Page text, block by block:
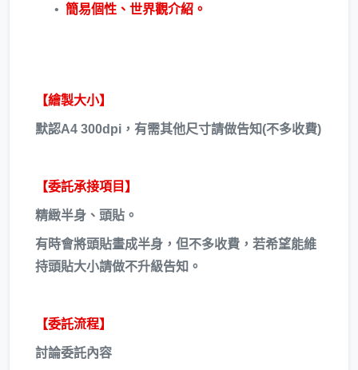
簡易個性、世界觀介紹。
【繪製大小】
默認A4 300dpi，有需其他尺寸請做告知(不多收費)
【委託承接項目】
精緻半身、頭貼。
有時會將頭貼畫成半身，但不多收費，若希望能維
持頭貼大小請做不升級告知。
【委託流程】
討論委託內容